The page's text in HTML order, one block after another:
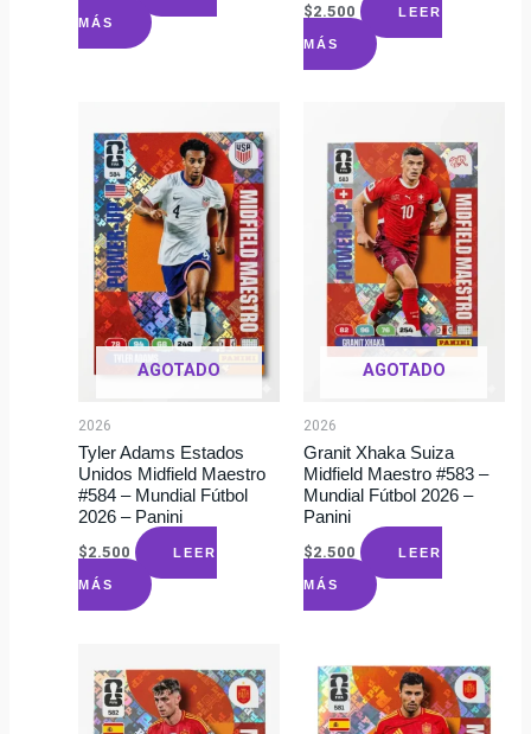
MÁS
$2.500 LEER
MÁS
AGOTADO
2026
Tyler Adams Estados
Unidos Midfield Maestro
#584 – Mundial Fútbol
2026 – Panini
$2.500 LEER
MÁS
AGOTADO
2026
Granit Xhaka Suiza
Midfield Maestro #583 –
Mundial Fútbol 2026 –
Panini
$2.500 LEER
MÁS